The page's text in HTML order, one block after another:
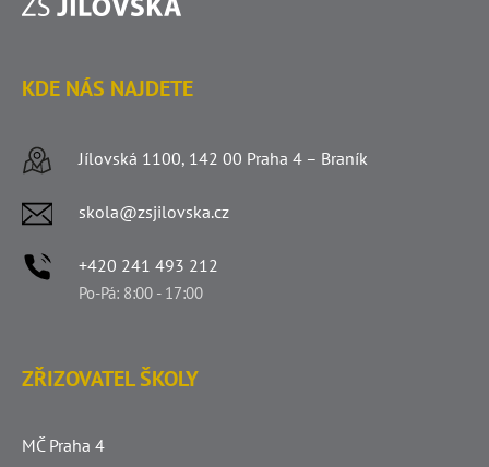
KDE NÁS NAJDETE
Jílovská 1100, 142 00 Praha 4 – Braník
skola@zsjilovska.cz
+420 241 493 212
Po-Pá: 8:00 - 17:00
ZŘIZOVATEL ŠKOLY
MČ Praha 4